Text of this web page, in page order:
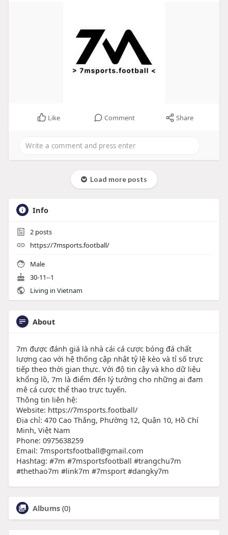
Like Comment Share
Load more posts
Info
2posts
https://7msports.football/
Male
30-11--1
Living in Vietnam
About
7m được đánh giá là nhà cái cá cược bóng đá chất
lượng cao với hệ thống cập nhật tỷ lệ kèo và tỉ số trực
tiếp theo thời gian thực. Với độ tin cậy và kho dữ liệu
khổng lồ, 7m là điểm đến lý tưởng cho những ai đam
mê cá cược thể thao trực tuyến.
Thông tin liên hệ:
Website: https://7msports.football/
Địa chỉ: 470 Cao Thắng, Phường 12, Quận 10, Hồ Chí
Minh, Việt Nam
Phone: 0975638259
Email: 7msportsfootball@gmail.com
Hashtag: #7m #7msportsfootball #trangchu7m
#thethao7m #link7m #7msport #dangky7m
Albums (0)